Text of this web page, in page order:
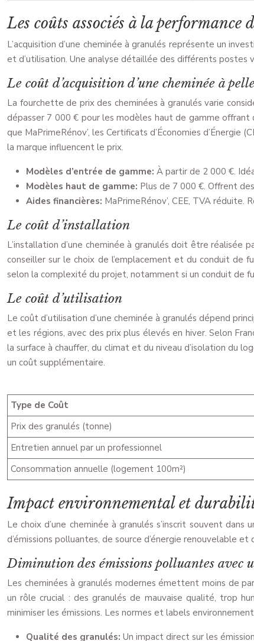
Les coûts associés à la performance
L’acquisition d’une cheminée à granulés représente un
et d’utilisation. Une analyse détaillée des différents
Le coût d’acquisition d’une cheminée à
La fourchette de prix des cheminées à granulés varie
dépasser 7 000 € pour les modèles haut de gamme offrant
que MaPrimeRénov’, les Certificats d’Économies
la marque influencent le prix.
Modèles d’entrée de gamme: À partir de 2 000 €.
Modèles haut de gamme: Plus de 7 000 €. Offrent
Aides financières: MaPrimeRénov’, CEE, TVA réduite.
Le coût d’installation
L’installation d’une cheminée à granulés doit être
conseiller sur le choix de l’emplacement et du conduit de
selon la complexité du projet, notamment si un conduit de
Le coût d’utilisation
Le coût d’utilisation d’une cheminée à granulés dépend
et les régions, avec des prix plus élevés en hiver. Selon
la surface à chauffer, du climat et du niveau d’isolation du
un coût supplémentaire.
Type de Coût
Prix des granulés (tonne)
Entretien annuel par un professionnel
Consommation annuelle (logement 100m²)
Impact environnemental et
Le choix d’une cheminée à granulés s’inscrit souvent
d’émissions polluantes, de source d’énergie renouvelable et
Diminution des émissions polluantes avec
Les cheminées à granulés modernes émettent moins de
un rôle crucial : des granulés de mauvaise qualité, trop
minimiser les émissions. Les normes et labels
Qualité des granulés: Un impact direct sur les